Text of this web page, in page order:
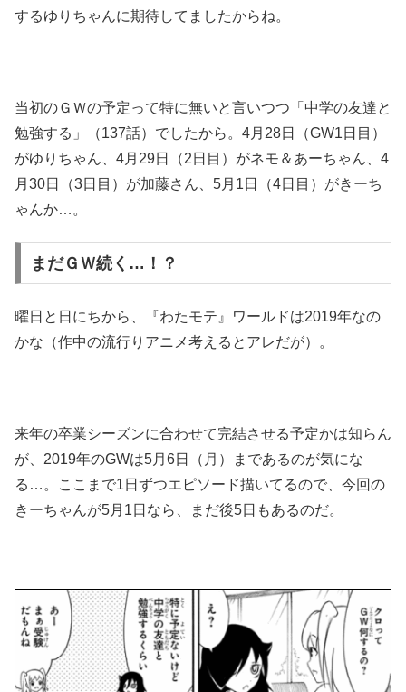
するゆりちゃんに期待してましたからね。
当初のＧＷの予定って特に無いと言いつつ「中学の友達と
勉強する」（137話）でしたから。4月28日（GW1日目）
がゆりちゃん、4月29日（2日目）がネモ＆あーちゃん、4
月30日（3日目）が加藤さん、5月1日（4日目）がきーち
ゃんか…。
まだＧＷ続く…！？
曜日と日にちから、『わたモテ』ワールドは2019年なの
かな（作中の流行りアニメ考えるとアレだが）。
来年の卒業シーズンに合わせて完結させる予定かは知らん
が、2019年のGWは5月6日（月）まであるのが気にな
る…。ここまで1日ずつエピソード描いてるので、今回の
きーちゃんが5月1日なら、まだ後5日もあるのだ。